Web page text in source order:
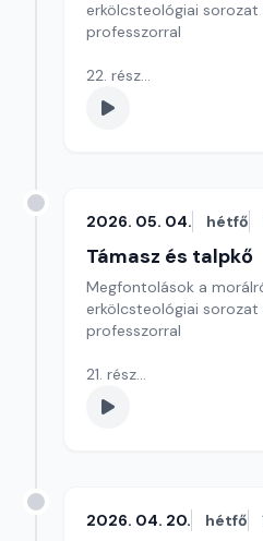
erkölcsteológiai sorozat
professzorral
22. rész
A kilencedik
ne kívánd!
2026. 05. 04. hétfő
Támasz és talpkő
Megfontolások a
erkölcsteológiai sorozat
professzorral
21. rész
A nyolcadik
becsületében kárt ne
2026. 04. 20. hétfő